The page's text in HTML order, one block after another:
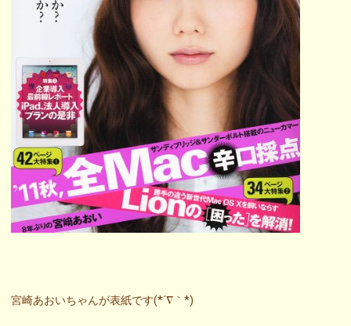
宮崎あおいちゃんが表紙です(*´∇｀*)